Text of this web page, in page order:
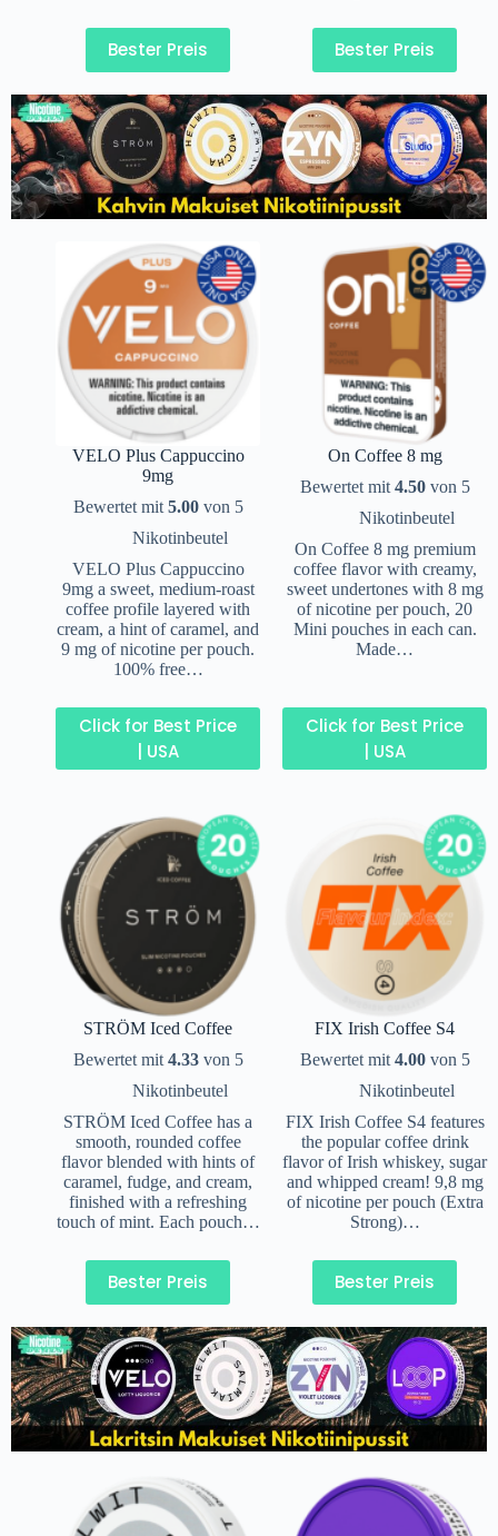
Bester Preis Bester Preis
VELO Plus Cappuccino
9mg
Bewertet mit 5.00von 5
Nikotinbeutel
VELO Plus Cappuccino
9mg a sweet, medium-roast
coffee profile layered with
cream, a hint of caramel, and
9 mg of nicotine per pouch.
100% free…
Click for Best Price
| USA
On Coffee 8 mg
Bewertet mit 4.50von 5
Nikotinbeutel
On Coffee 8 mg premium
coffee flavor with creamy,
sweet undertones with 8 mg
of nicotine per pouch, 20
Mini pouches in each can.
Made…
Click for Best Price
| USA
STRÖM Iced Coffee
Bewertet mit 4.33von 5
Nikotinbeutel
STRÖM Iced Coffee has a
smooth, rounded coffee
flavor blended with hints of
caramel, fudge, and cream,
finished with a refreshing
touch of mint. Each pouch…
Bester Preis
FIX Irish Coffee S4
Bewertet mit 4.00von 5
Nikotinbeutel
FIX Irish Coffee S4 features
the popular coffee drink
flavor of Irish whiskey, sugar
and whipped cream! 9,8 mg
of nicotine per pouch (Extra
Strong)…
Bester Preis